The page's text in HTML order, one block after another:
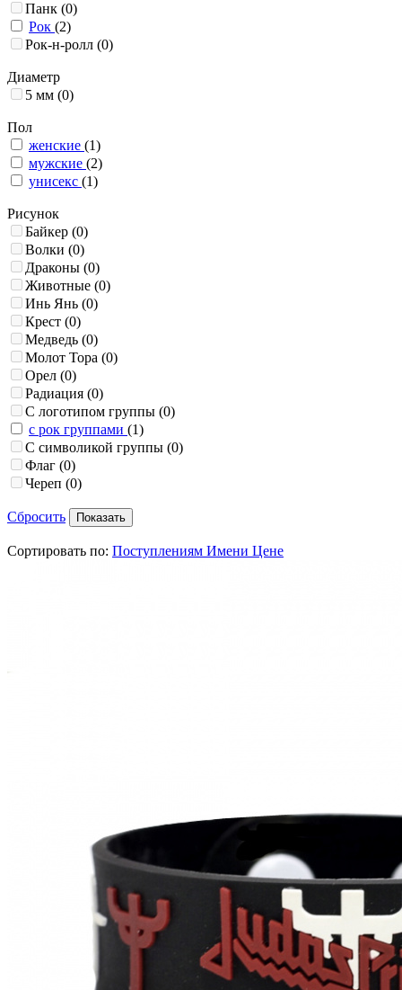
Панк (0)
Рок (2)
Рок-н-ролл (0)
Диаметр
5 мм (0)
Пол
женские (1)
мужские (2)
унисекс (1)
Рисунок
Байкер (0)
Волки (0)
Драконы (0)
Животные (0)
Инь Янь (0)
Крест (0)
Медведь (0)
Молот Тора (0)
Орел (0)
Радиация (0)
С логотипом группы (0)
с рок группами (1)
С символикой группы (0)
Флаг (0)
Череп (0)
Сбросить
Сортировать по: Поступлениям Имени Цене